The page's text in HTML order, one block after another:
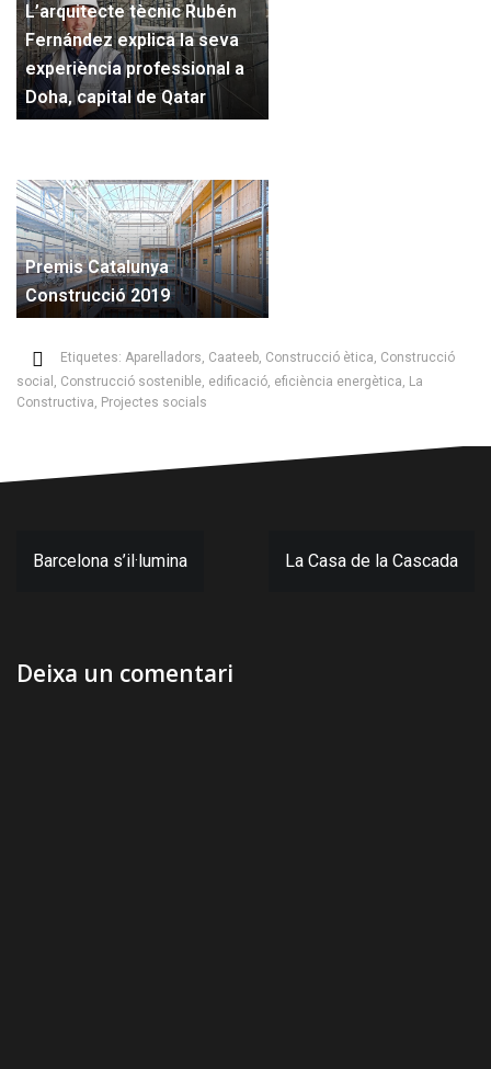
L’arquitecte tècnic Rubén
Fernández explica la seva
experiència professional a
Doha, capital de Qatar
Premis Catalunya
Construcció 2019
Etiquetes: Aparelladors Caateeb, Construcció ètica Construcció
social
Construcció sostenible edificació eficiència energètica La
Constructiva Projectes socials
Navegació
Barcelona s’il·lumina La Casa de la Cascada
Deixa un comentari